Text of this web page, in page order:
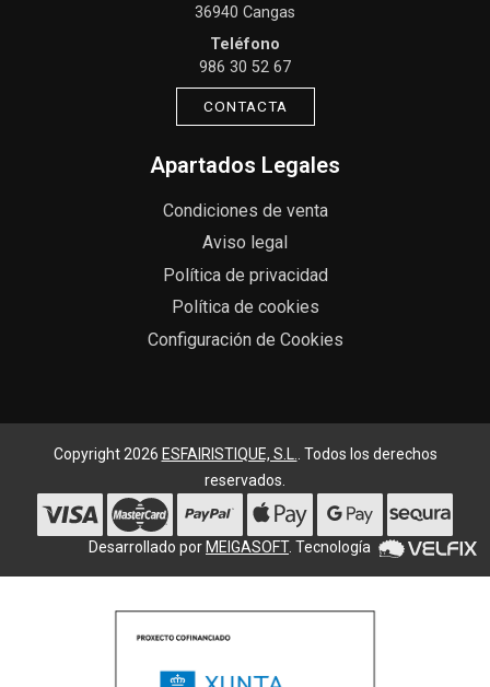
36940 Cangas
Teléfono
986 30 52 67
CONTACTA
Apartados Legales
Condiciones de venta
Aviso legal
Política de privacidad
Política de cookies
Configuración de Cookies
Copyright 2026 ESFAIRISTIQUE, S.L.
. Todos los derechos
reservados.
Desarrollado por MEIGASOFT. Tecnología